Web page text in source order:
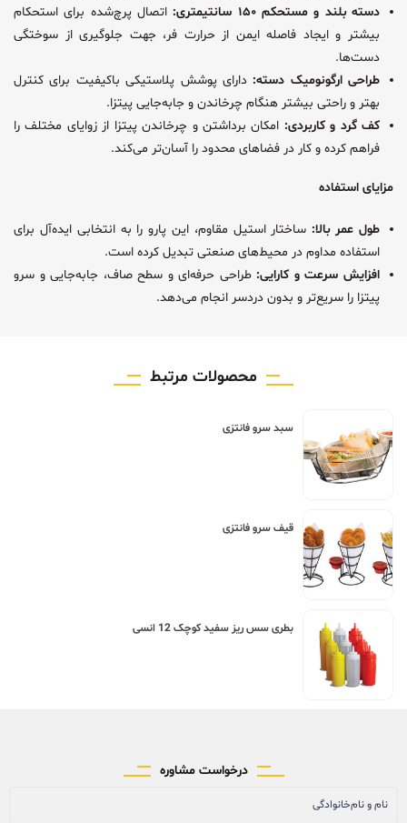
دسته بلند و مستحکم ۱۵۰ سانتیمتری:
اتصال پرچ‌شده برای استحکام
بیشتر و ایجاد فاصله ایمن از حرارت فر، جهت جلوگیری از سوختگی
دست‌ها.
طراحی ارگونومیک دسته: دارای پوشش پلاستیکی باکیفیت برای کنترل
بهتر و راحتی بیشتر هنگام چرخاندن و جابه‌جایی پیتزا.
کف گرد و کاربردی: امکان برداشتن و چرخاندن پیتزا از زوایای مختلف را
فراهم کرده و کار در فضاهای محدود را آسان‌تر می‌کند.
مزایای استفاده
طول عمر بالا: ساختار استیل مقاوم، این پارو را به انتخابی ایده‌آل برای
استفاده مداوم در محیط‌های صنعتی تبدیل کرده است.
افزایش سرعت و کارایی: طراحی حرفه‌ای و سطح صاف، جابه‌جایی و سرو
پیتزا را سریع‌تر و بدون دردسر انجام می‌دهد.
محصولات مرتبط
سبد سرو فانتزی
قیف سرو فانتزی
بطری سس ریز سفید کوچک 12 انسی
درخواست مشاوره
نام و نام‌خانوادگی